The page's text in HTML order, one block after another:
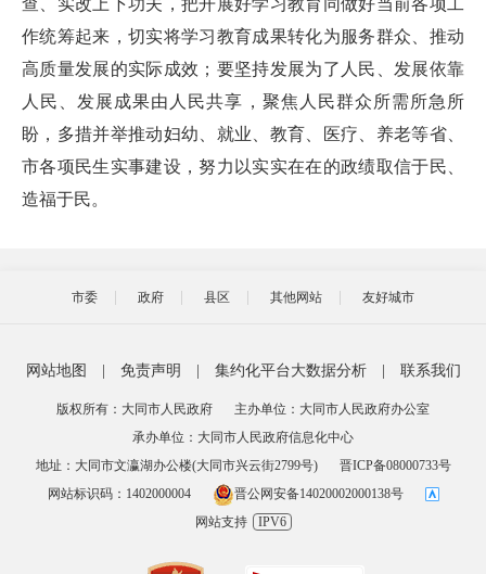
作统筹起来，切实将学习教育成果转化为服务群众、推动
高质量发展的实际成效；要坚持发展为了人民、发展依靠
人民、发展成果由人民共享，聚焦人民群众所需所急所
盼，多措并举推动妇幼、就业、教育、医疗、养老等省、
市各项民生实事建设，努力以实实在在的政绩取信于民、
造福于民。
市委 政府 县区 其他网站 友好城市
网站地图 | 免责声明 | 集约化平台大数据分析 | 联系我们
版权所有：大同市人民政府
主办单位：大同市人民政府办公室
承办单位：大同市人民政府信息化中心
地址：大同市文瀛湖办公楼(大同市兴云街2799号)
晋ICP备08000733号
网站标识码：1402000004
晋公网安备14020002000138号
网站支持
IPV6